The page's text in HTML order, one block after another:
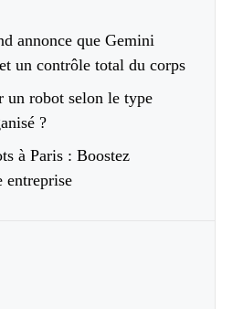
annonce que Gemini
un contrôle total du corps
un robot selon le type
?
à Paris : Boostez
entreprise